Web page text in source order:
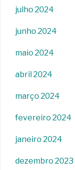
julho 2024
junho 2024
maio 2024
abril 2024
março 2024
fevereiro 2024
janeiro 2024
dezembro 2023